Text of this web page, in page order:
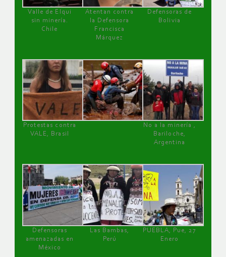
Valle de Elqui
sin minería.
Chile
Atentan contra
la Defensora
Francisca
Márquez
Defensoras de
Bolivia
Protestas contra
VALE, Brasil
No a la minería ,
Bariloche,
Argentina
Defensoras
amenazadas en
México
Las Bambas,
Perú
PUEBLA, Pue, 27
Enero